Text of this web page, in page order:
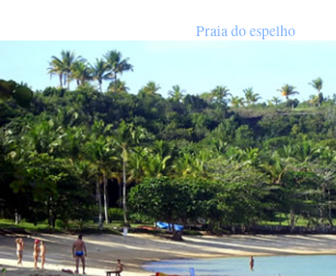
Praia do espelho